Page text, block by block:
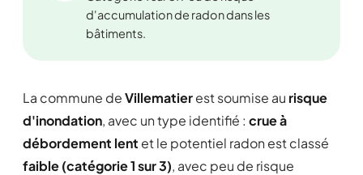
d'accumulation de radon dans les
bâtiments.
La commune deVillematierest soumise au risque
d'inondation, avec un type identifié : crue à
débordement lent et le potentiel radon est classé
faible (catégorie 1 sur 3), avec peu de risque